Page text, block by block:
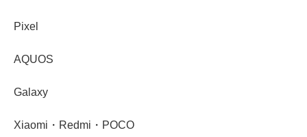
Pixel
AQUOS
Galaxy
Xiaomi・Redmi・POCO